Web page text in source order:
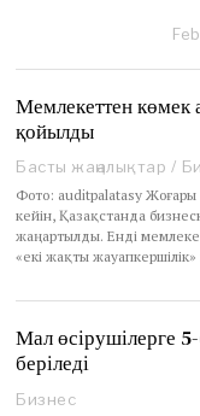
Мемлекеттен көмек
қойылды
Басты жаңалықтар /
Фото: auditpalatasy Жоғары
кейін, Қазақстанда
жаңартылды. Енді
«екі жақты
Мал өсірушілерге
беріледі
Бизнес